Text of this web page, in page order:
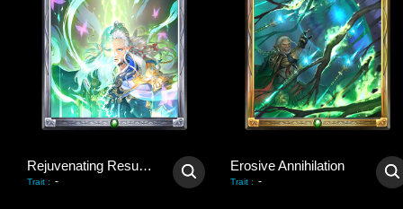
Rejuvenating Resurrection
Trait : -
Erosive Annihilation
Trait : -